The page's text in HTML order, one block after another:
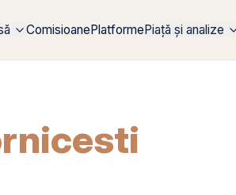
ComisioanePlatformePiață și analize